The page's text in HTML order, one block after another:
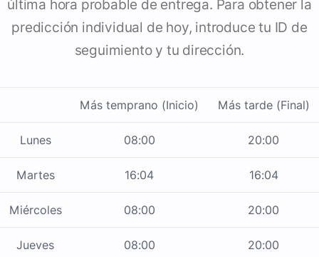
última hora probable de entrega. Para obtener la
predicción individual de hoy, introduce tu ID de
seguimiento y tu dirección.
Más temprano (Inicio) Más tarde (Final)
Lunes 08:00 20:00
Martes 16:04 16:04
Miércoles 08:00 20:00
Jueves 08:00 20:00